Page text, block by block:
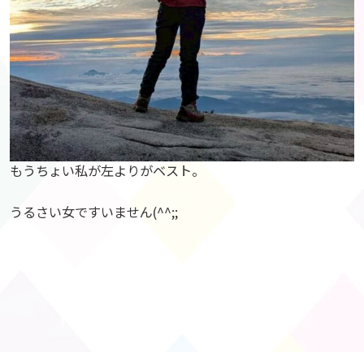
もうちょい私が左よりがベスト。
うるさい女ですいません(^^;;